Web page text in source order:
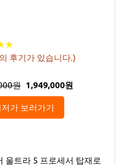
★
★
후기가 있습니다.)
원 1,949,000원
저가 보러가기
울트라 5 프로세서 탑재로